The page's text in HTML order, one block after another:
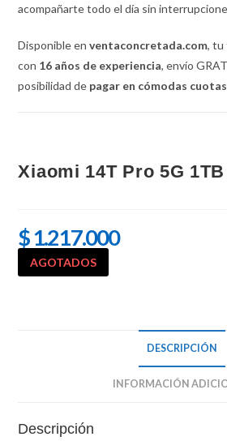
acompañarte todo el día sin
Disponible enventaconcretada.com, tu
con 16 años de experiencia, envío
posibilidad de pagar en cómodas
Xiaomi 14T Pro 5G
$1.217.000
AGOTADOS
DESCRIPCIÓN
INFORMACIÓN
Descripción